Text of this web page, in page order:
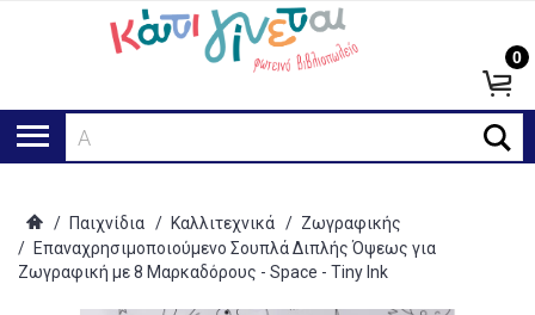
Αναζ
0
/ Παιχνίδια / Καλλιτεχνικά / Ζωγραφικής
/ Επαναχρησιμοποιούμενο Σουπλά Διπλής Όψεως για
Ζωγραφική με 8 Μαρκαδόρους - Space - Tiny Ink